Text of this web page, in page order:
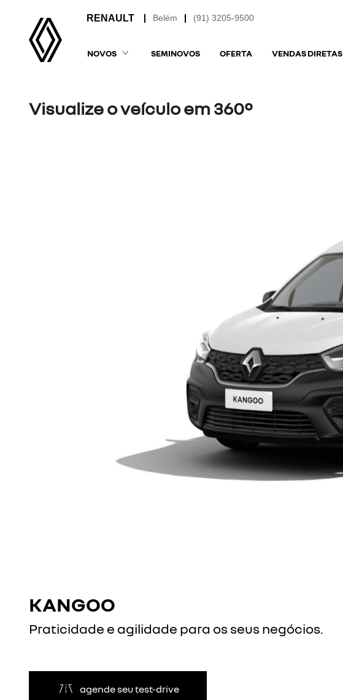
(91) 3205-9500
Belém
NOVOS SEMINOVOS OFERTA VENDAS DIRETAS
Visualize o veículo em 360°
KANGOO
Praticidade e agilidade para os seus negócios.
agende seu test-drive